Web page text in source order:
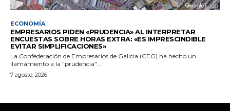
ECONOMÍA
EMPRESARIOS PIDEN «PRUDENCIA» AL INTERPRETAR
ENCUESTAS SOBRE HORAS EXTRA: «ES IMPRESCINDIBLE
EVITAR SIMPLIFICACIONES»
La Confederación de Empresarios de Galicia (CEG) ha hecho un
llamamiento a la "prudencia"...
7 agosto, 2026